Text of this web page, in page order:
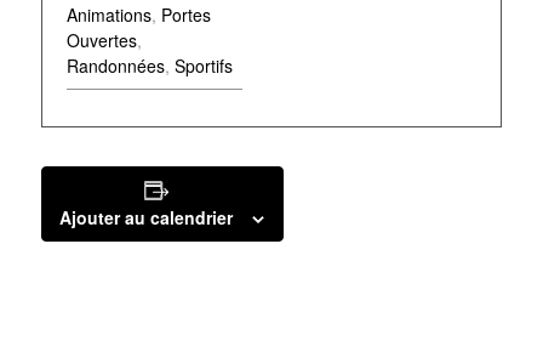
Animations, Portes
Ouvertes,
Randonnées, Sportifs
Ajouter au calendrier